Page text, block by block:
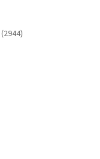
29442944